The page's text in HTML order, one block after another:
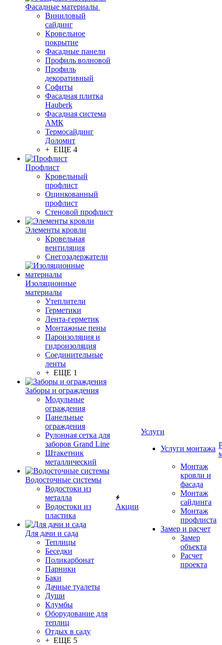
Фасадные материалы
Виниловый
сайдинг
Кровельное
покрытие
Фасадные панели
Профиль волновой
Профиль
декоративный
Софиты
Фасадная плитка
Hauberk
Фасадная система
АМК
Термосайдинг
Доломит
+ ЕЩЕ 4
Профлист
Кровельный
профлист
Оцинкованный
профлист
Стеновой профлист
Элементы кровли
Кровельная
вентиляция
Снегозадержатели
Изоляционные
материалы
Утеплители
Герметики
Лента-герметик
Монтажные пены
Пароизоляция и
гидроизоляция
Соединительные
ленты
+ ЕЩЕ 1
Заборы и ограждения
Модульные
ограждения
Панельные
ограждения
Рулонная сетка для
заборов Grand Line
Штакетник
металлический
Водосточные системы
Водостоки из
металла
Водостоки из
пластика
Для дачи и сада
Теплицы
Беседки
Поликарбонат
Парники
Баки
Дачные туалеты
Души
Клумбы
Оборудование для
теплиц
Отдых в саду
+ ЕЩЕ 5
Акции
Услуги
Услуги монтажа
Монтаж
кровли и
фасада
Монтаж
сайдинга
Монтаж
профлиста
Замер и расчет
Замер
объекта
Расчет
проекта